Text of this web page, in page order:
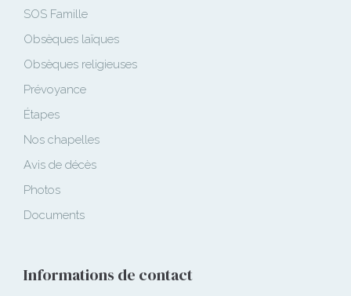
SOS Famille
Obsèques laïques
Obsèques religieuses
Prévoyance
Étapes
Nos chapelles
Avis de décès
Photos
Documents
Informations de contact